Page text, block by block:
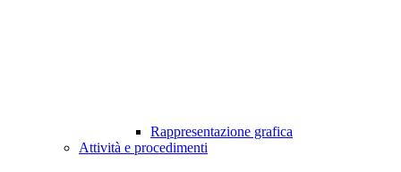
Rappresentazione grafica
Attività e procedimenti